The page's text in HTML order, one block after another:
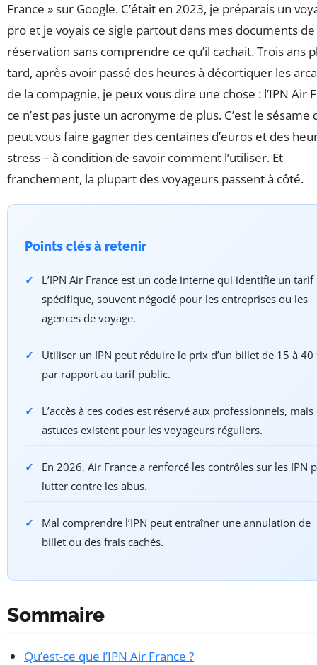
France » sur Google. C’était en 2023, je préparais un
pro et je voyais ce sigle partout dans mes documents de
réservation sans comprendre ce qu’il cachait. Trois ans
tard, après avoir passé des heures à décortiquer les
de la compagnie, je peux vous dire une chose : l’IPN Air
ce n’est pas juste un acronyme de plus. C’est le sésame
peut vous faire gagner des centaines d’euros et des
stress – à condition de savoir comment l’utiliser. Et
franchement, la plupart des voyageurs passent à côté.
Points clés à retenir
L’IPN Air France est un code interne qui identifie un tarif
spécifique, souvent négocié pour les entreprises ou les
agences de voyage.
Utiliser un IPN peut réduire le prix d’un billet de 15 à 40
par rapport au tarif public.
L’accès à ces codes est réservé aux professionnels, mais
astuces existent pour les voyageurs réguliers.
En 2026, Air France a renforcé les contrôles sur les IPN
lutter contre les abus.
Mal comprendre l’IPN peut entraîner une annulation de
billet ou des frais cachés.
Sommaire
Qu’est-ce que l’IPN Air France ?